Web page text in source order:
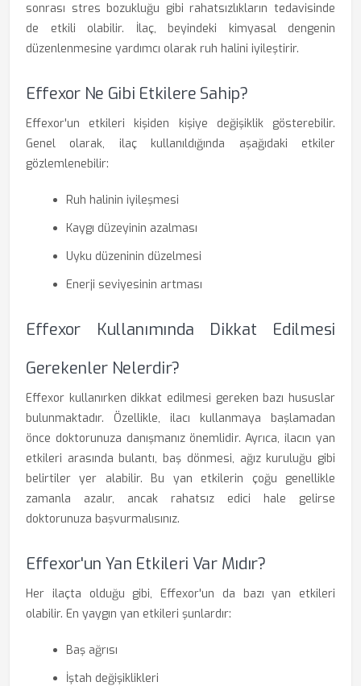
sonrası stres bozukluğu gibi rahatsızlıkların tedavisinde
de etkili olabilir. İlaç, beyindeki kimyasal dengenin
düzenlenmesine yardımcı olarak ruh halini iyileştirir.
Effexor Ne Gibi Etkilere Sahip?
Effexor'un etkileri kişiden kişiye değişiklik gösterebilir.
Genel olarak, ilaç kullanıldığında aşağıdaki etkiler
gözlemlenebilir:
Ruh halinin iyileşmesi
Kaygı düzeyinin azalması
Uyku düzeninin düzelmesi
Enerji seviyesinin artması
Effexor Kullanımında Dikkat Edilmesi
Gerekenler Nelerdir?
Effexor kullanırken dikkat edilmesi gereken bazı hususlar
bulunmaktadır. Özellikle, ilacı kullanmaya başlamadan
önce doktorunuza danışmanız önemlidir. Ayrıca, ilacın yan
etkileri arasında bulantı, baş dönmesi, ağız kuruluğu gibi
belirtiler yer alabilir. Bu yan etkilerin çoğu genellikle
zamanla azalır, ancak rahatsız edici hale gelirse
doktorunuza başvurmalısınız.
Effexor'un Yan Etkileri Var Mıdır?
Her ilaçta olduğu gibi, Effexor'un da bazı yan etkileri
olabilir. En yaygın yan etkileri şunlardır:
Baş ağrısı
İştah değişiklikleri